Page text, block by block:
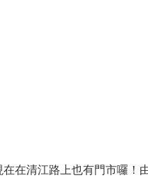
在清江路上也有門市囉！